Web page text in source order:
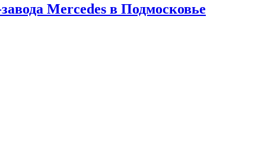
Mercedes в Подмосковье